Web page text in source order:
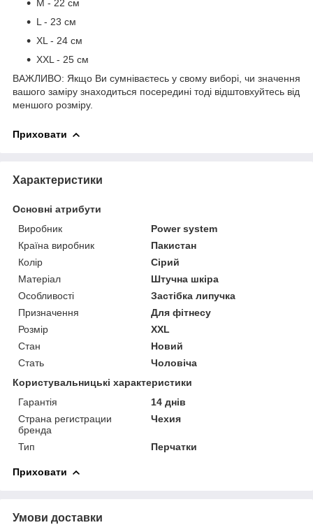
М - 22 см
L - 23 см
XL - 24 см
XXL - 25 см
ВАЖЛИВО: Якщо Ви сумніваєтесь у свому виборі, чи значення
вашого заміру знаходиться посередині тоді відштовхуйтесь від
меншого розміру.
Приховати
Характеристики
Основні атрибути
Виробник
Power system
Країна виробник
Пакистан
Колір
Сірий
Матеріал
Штучна шкіра
Особливості
Застібка липучка
Призначення
Для фітнесу
Розмір
XXL
Стан
Новий
Стать
Чоловіча
Користувальницькі характеристики
Гарантія
14 днів
Страна регистрации
бренда
Чехия
Тип Перчатки
Приховати
Умови доставки